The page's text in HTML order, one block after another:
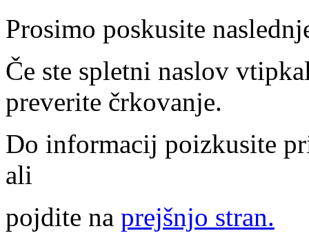
Prosimo poskusite
Če ste spletni naslov
preverite črkovanje.
Do informacij poizkusite
ali
pojdite na prejšnjo stran.